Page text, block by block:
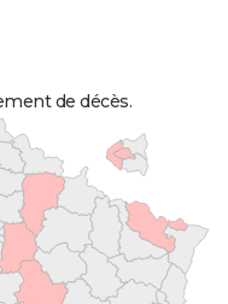
de décès.